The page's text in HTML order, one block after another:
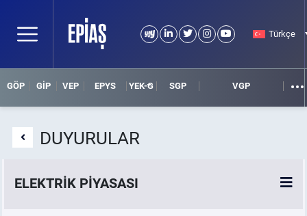
Türkçe
GÖP GİP VEP EPYS YEK-G SGP VGP
DUYURULAR
ELEKTRİK PİYASASI